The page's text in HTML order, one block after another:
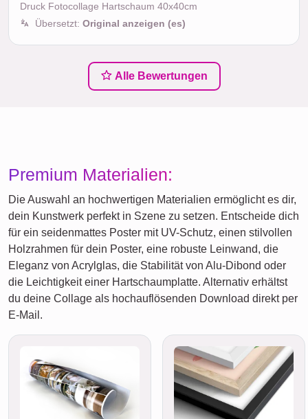
Druck Fotocollage Hartschaum 40x40cm
Übersetzt: Original anzeigen (es)
Alle Bewertungen
Premium Materialien:
Die Auswahl an hochwertigen Materialien ermöglicht es dir,
dein Kunstwerk perfekt in Szene zu setzen. Entscheide dich
für ein seidenmattes Poster mit UV-Schutz, einen stilvollen
Holzrahmen für dein Poster, eine robuste Leinwand, die
Eleganz von Acrylglas, die Stabilität von Alu-Dibond oder
die Leichtigkeit einer Hartschaumplatte. Alternativ erhältst
du deine Collage als hochauflösenden Download direkt per
E-Mail.